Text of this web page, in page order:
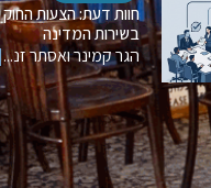
חוות דעת: הצעות החוק
בשירות המדינה
הגר קמינר ואסתר זנ...